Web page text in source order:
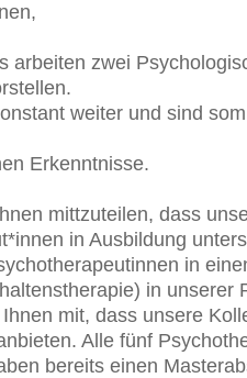
arbeiten zwei
weiter und sind
Erkenntnisse.
mittzuteilen, dass
in Ausbildung
in
in unserer
mit, dass unsere
Alle fünf
bereits einen